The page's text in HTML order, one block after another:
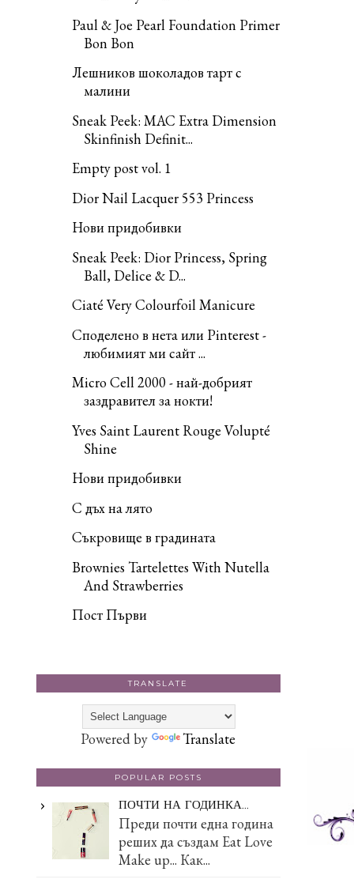
Paul & Joe Pearl Foundation Primer
Bon Bon
Лешников шоколадов тарт с
малини
Sneak Peek: MAC Extra Dimension
Skinfinish Definit...
Empty post vol. 1
Dior Nail Lacquer 553 Princess
Нови придобивки
Sneak Peek: Dior Princess, Spring
Ball, Delice & D...
Ciaté Very Colourfoil Manicure
Споделено в нета или Pinterest -
любимият ми сайт ...
Micro Cell 2000 - най-добрият
заздравител за нокти!
Yves Saint Laurent Rouge Volupté
Shine
Нови придобивки
С дъх на лято
Съкровище в градината
Brownies Tartelettes With Nutella
And Strawberries
Пост Първи
TRANSLATE
Powered by Translate
POPULAR POSTS
ПОЧТИ НА ГОДИНКА...
Преди почти една година
реших да създам Eat Love
Make up... Как...